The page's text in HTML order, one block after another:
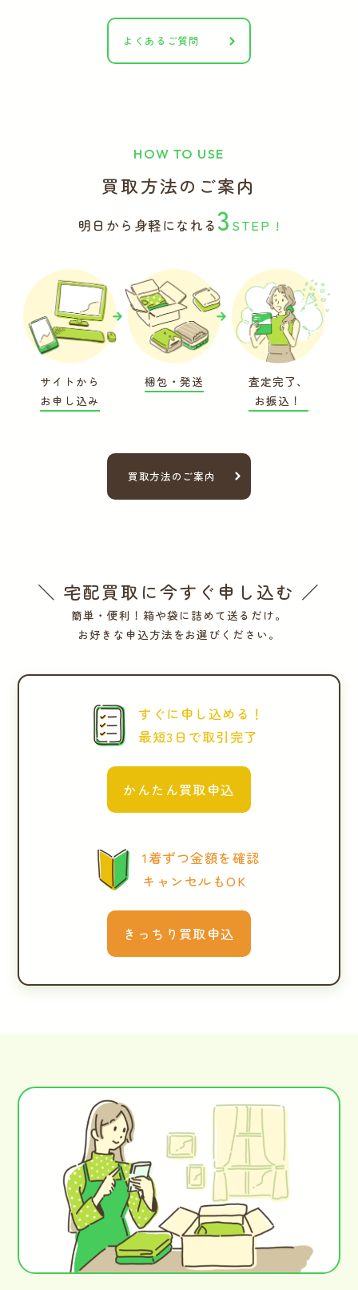
よくあるご質問
HOW TO USE
買取方法のご案内
明日から身軽になれる 3 STEP !
サイトから
お申し込み
梱包・発送
査定完了、
お振込！
買取方法のご案内
＼ 宅配買取に今すぐ申し込む ／
簡単・便利！箱や袋に詰めて送るだけ。
お好きな申込方法をお選びください。
すぐに申し込める！
最短3日で取引完了
かんたん買取申込
1着ずつ金額を確認
キャンセルもOK
きっちり買取申込